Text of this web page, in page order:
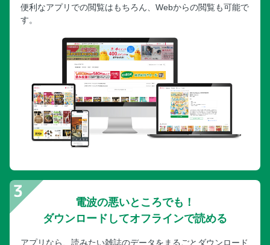
便利なアプリでの閲覧はもちろん、Webからの閲覧も可能で
す。
電波の悪いところでも！
ダウンロードしてオフラインで読める
アプリなら、読みたい雑誌のデータをまるごとダウンロード